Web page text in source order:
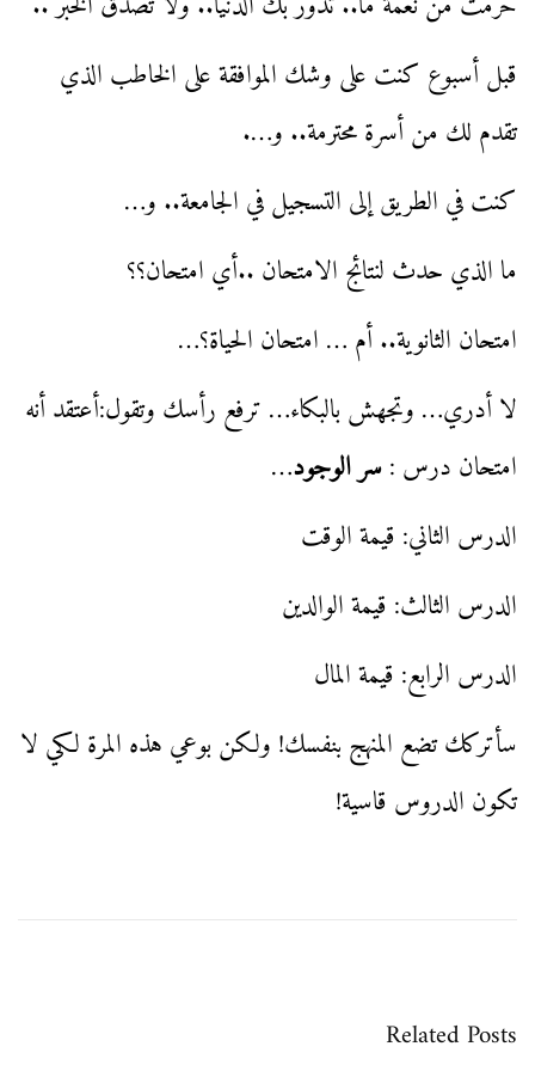
قبل أسبوع كنت على وشك الموافقة على الخاطب الذي
تقدم لك من أسرة محترمة.. و….
كنت في الطريق إلى التسجيل في الجامعة.. و…
ما الذي حدث لنتائج الامتحان ..أي امتحان؟؟
امتحان الثانوية.. أم … امتحان الحياة؟…
لا أدري… وتجهش بالبكاء… ترفع رأسك وتقول:أعتقد أنه
امتحان درس :سر الوجود…
الدرس الثاني: قيمة الوقت
الدرس الثالث: قيمة الوالدين
الدرس الرابع: قيمة المال
سأتركك تضع المنهج بنفسك! ولكن بوعي هذه المرة لكي لا
تكون الدروس قاسية!
ح
v
ر
Related Posts